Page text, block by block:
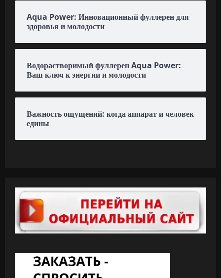
Aqua Power: Инновационный фуллерен для
здоровья и молодости
Водорастворимый фуллерен Aqua Power:
Ваш ключ к энергии и молодости
Важность ощущений: когда аппарат и человек
едины